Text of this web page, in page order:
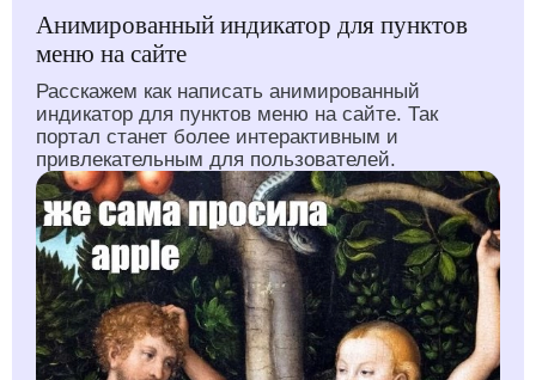
Анимированный индикатор для пунктов
меню на сайте
Расскажем как написать анимированный
индикатор для пунктов меню на сайте. Так
портал станет более интерактивным и
привлекательным для пользователей.